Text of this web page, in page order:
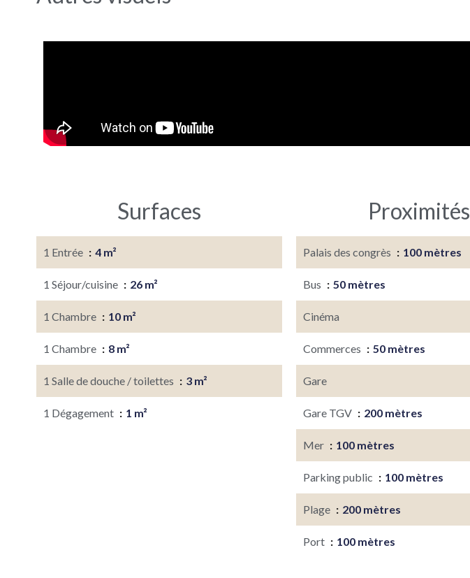
Surfaces
1 Entrée 4 m²
1 Séjour/cuisine 26 m²
1 Chambre 10 m²
1 Chambre 8 m²
1 Salle de douche / toilettes 3 m²
1 Dégagement 1 m²
Proximités
Palais des congrès 100 mètres
Bus 50 mètres
Cinéma
Commerces 50 mètres
Gare
Gare TGV 200 mètres
Mer 100 mètres
Parking public 100 mètres
Plage 200 mètres
Port 100 mètres